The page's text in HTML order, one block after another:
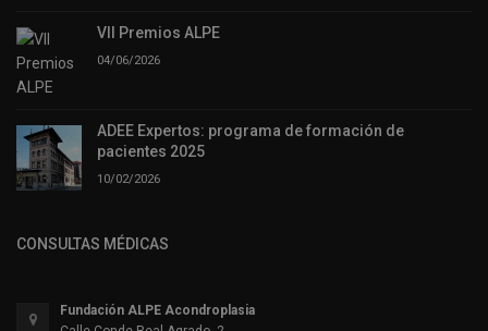
VII Premios ALPE
04/06/2026
ADEE Expertos: programa de formación de
pacientes 2025
10/02/2026
CONSULTAS MÉDICAS
Fundación ALPE Acondroplasia